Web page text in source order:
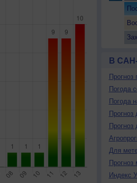
В
Прогноз
Погода
Погода
Прогноз
Прогноз
Для
Прогноз
Индекс